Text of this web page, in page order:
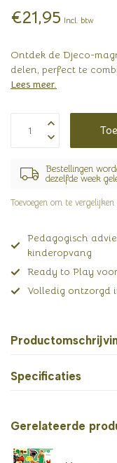
€21,95 Incl. btw
Ontdek de Djeco-
delen, perfect te
Lees meer.
Bestellingen
dezelfde week
Toevoegen om te vergelijken
Pedagogisch
kinderopvang
Ready to Play
Volledig ontzorgd
Specificaties
Gerelateerde